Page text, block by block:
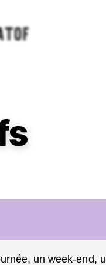
un week-end,